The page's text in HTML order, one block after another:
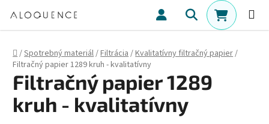
Hľadať
Domov
/Spotrebný materiál/Filtrácia/Kvalitatívny filtračný papier/
Filtračný papier 1289 kruh - kvalitatívny
Filtračný papier 1289
kruh - kvalitatívny